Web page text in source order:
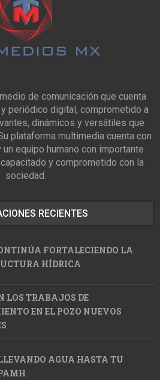
de comunicación que cuenta
periódico digital, comprometido a
dinámicos y versátiles que
plataforma multimedia cuenta con
equipo humano con importante
y comprometido con la
sociedad.
RECIENTES
FORTALECIENDO LA
HÍDRICA
LOS TRABAJOS DE
EN EL POZO NUEVOS
AGUA HASTA TU